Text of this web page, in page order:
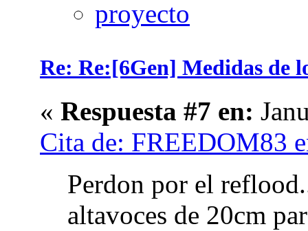
Re: Re:[6Gen] Medidas de
« Respuesta #7 en:
Cita de: FREEDOM83
Perdon por el
altavoces de 20cm